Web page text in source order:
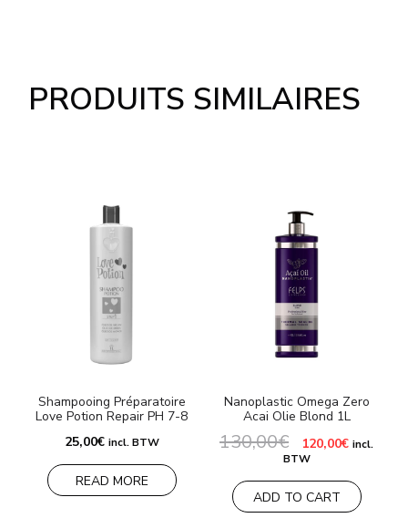
PRODUITS SIMILAIRES
Shampooing Préparatoire
Love Potion Repair PH 7-8
25,00€ incl. BTW
READ MORE
Nanoplastic Omega Zero
Acai Olie Blond 1L
130,00€ Le
prix
était :
130,00€.
120,00€Le
est :
120,00€.
incl.
BTW
ADD TO CART